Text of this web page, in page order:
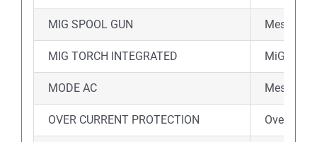
MIG SPOOL GUN Mesin ini
MIG TORCH INTEGRATED MiG
MODE AC Mesin ini
OVER CURRENT PROTECTION Over